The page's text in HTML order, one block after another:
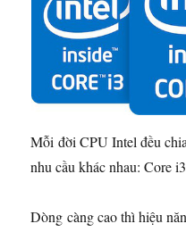
Mỗi đời CPU Intel đều
nhu cầu khác nhau: Core
Dòng càng cao thì hiệu